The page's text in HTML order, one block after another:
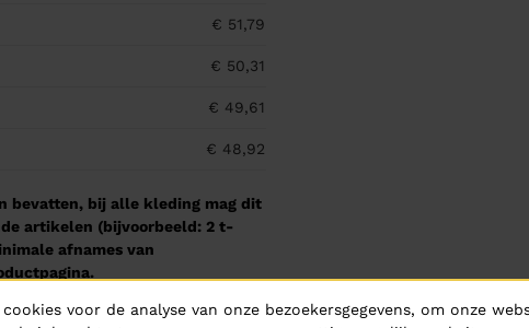
€ 51,79
€ 50,31
€ 49,61
€ 48,92
bevatten, bij alle kleding mag dit
artikelen (bijvoorbeeld: 2 t-
afnames van
voor de analyse van onze bezoekersgegevens, om onze